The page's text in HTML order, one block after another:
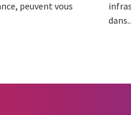
peuvent vous